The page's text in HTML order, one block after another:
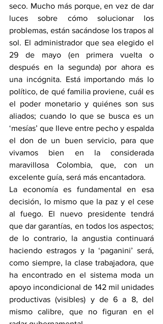
seco. Mucho más porque, en vez de dar
luces sobre cómo solucionar los
problemas, están sacándose los trapos al
sol. El administrador que sea elegido el
29 de mayo (en primera vuelta o
después en la segunda) por ahora es
una incógnita. Está importando más lo
político, de qué familia proviene, cuál es
el poder monetario y quiénes son sus
aliados; cuando lo que se busca es un
‘mesías’ que lleve entre pecho y espalda
el don de un buen servicio, para que
vivamos bien en la considerada
maravillosa Colombia, que, con un
excelente guía, será más encantadora.
La economía es fundamental en esa
decisión, lo mismo que la paz y el cese
al fuego. El nuevo presidente tendrá
que dar garantías, en todos los aspectos;
de lo contrario, la angustia continuará
haciendo estragos y la ‘paganini’ será,
como siempre, la clase trabajadora, que
ha encontrado en el sistema moda un
apoyo incondicional de 142 mil unidades
productivas (visibles) y de 6 a 8, del
mismo calibre, que no figuran en el